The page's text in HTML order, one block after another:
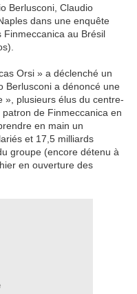
Berlusconi, Claudio
dans une enquête
Finmeccanica au Brésil
Orsi » a déclenché un
Berlusconi a dénoncé une
plusieurs élus du centre-
de Finmeccanica en
en main un
et 17,5 milliards
groupe (encore détenu à
en ouverture des